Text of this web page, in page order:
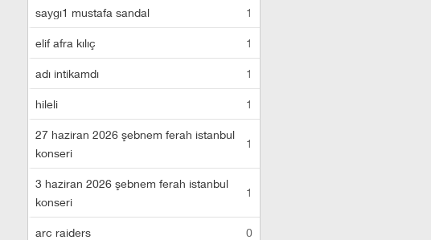
saygı1 mustafa sandal 1
elif afra kılıç 1
adı intikamdı 1
hileli 1
27 haziran 2026 şebnem ferah istanbul
konseri
1
3 haziran 2026 şebnem ferah istanbul
konseri
1
arc raiders 0